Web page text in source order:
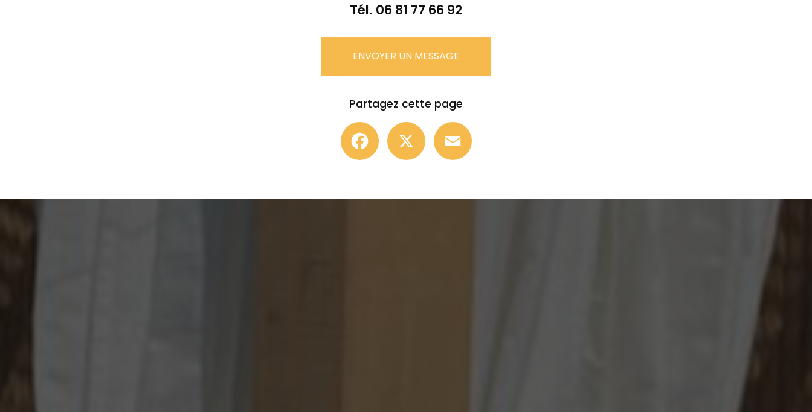
Tél. 06 81 77 66 92
ENVOYER UN MESSAGE
Partagez cette page
Facebook